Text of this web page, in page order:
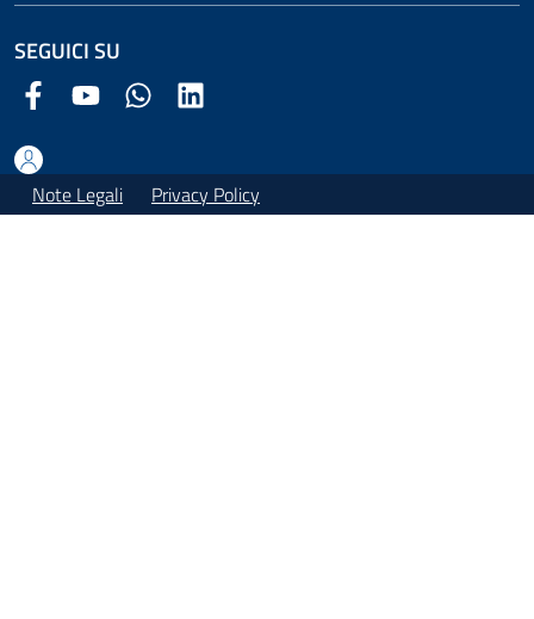
SEGUICI SU
Facebook Comune di Arezzo
Youtube Comune di Arezzo
Twitter Comune di Arezzo
Note Legali Privacy Policy